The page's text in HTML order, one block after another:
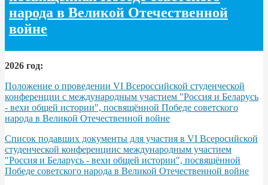
народа в Великой Отечественной
войне
2026 год:
Положение о проведении VI Всероссийской студенческой
конференции с международным участием "Россия и Беларусь
- вехи общей истории", посвящённой Победе советского
народа в Великой Отечественной войне
Список подавших документы для участия в VI Всеросийской
студенческой конференциис международным участием
"Россия и Беларусь - вехи общей истории", посвящённой
Победе советского народа в Великой Отечественной войне